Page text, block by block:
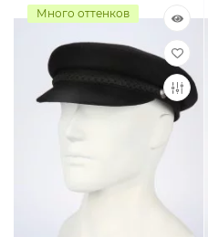
Много оттенков